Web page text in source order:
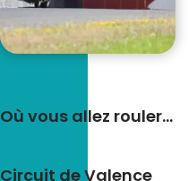
Où vous allez rouler…
Circuit de Valence